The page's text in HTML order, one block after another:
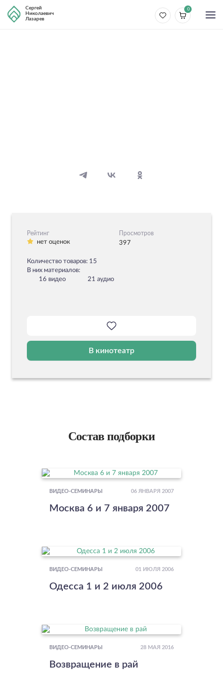
Сергей
Николаевич
Лазарев
0
Рейтинг
нет оценок
Просмотров
397
Количество товаров: 15
В них материалов:
16 видео
21 аудио
В кинотеатр
Состав подборки
ВИДЕО-СЕМИНАРЫ 06 ЯНВАРЯ 2007
Москва 6 и 7 января 2007
ВИДЕО-СЕМИНАРЫ 01 ИЮЛЯ 2006
Одесса 1 и 2 июля 2006
ВИДЕО-СЕМИНАРЫ 28 МАЯ 2016
Возвращение в рай